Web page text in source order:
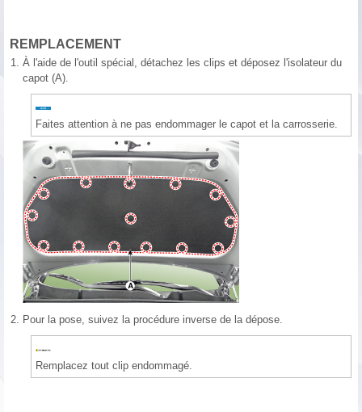
REMPLACEMENT
1. À l'aide de l'outil spécial, détachez les clips et déposez l'isolateur du
capot (A).
Faites attention à ne pas endommager le capot et la carrosserie.
2. Pour la pose, suivez la procédure inverse de la dépose.
Remplacez tout clip endommagé.